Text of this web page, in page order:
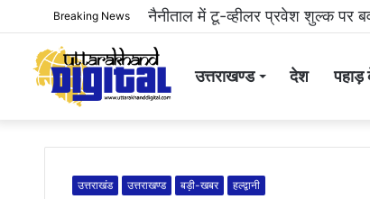
Breaking News हल्द्वानी: महिला से अभद्रता करने और
उत्तराखण्ड देश पहाड़
उत्तराखंड उत्तराखण्ड बड़ी-खबर हल्द्वानी